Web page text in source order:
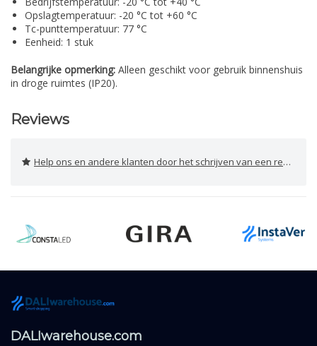
Opslagtemperatuur: -20 °C tot +60 °C
Tc-punttemperatuur: 77 °C
Eenheid: 1 stuk
Belangrijke opmerking: Alleen geschikt voor gebruik binnenshuis
in droge ruimtes (IP20).
Reviews
Help ons en andere klanten door het schrijven van een review
DALIwarehouse.com